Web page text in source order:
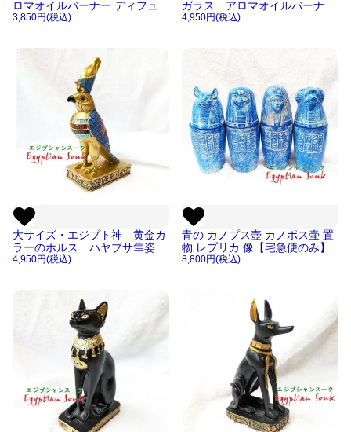
ロマオイルバーナー ディフュー
ザー アロマバーナー 小物置き
3,850円(税込)
ガラス アロマオイルバーナー
ディフューザー アロマバーナー
4,950円(税込)
大サイズ・エジプト神 黄金カ
ラーのホルス ハヤブサ隼姿
神 フィギュア置物レプリカ像
4,950円(税込)
青の カノプス壺 カノポス壷 置
物 レプリカ 像【宅急便のみ】
8,800円(税込)